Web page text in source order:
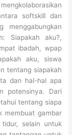
softskill dan
menggabungkan
Siapakah aku?,
ibadah, wpap
aku, siswa
tentang siapakah
dan hal-hal apa
potensinya. Dari
tentang siapa
membuat gambar
selain untuk